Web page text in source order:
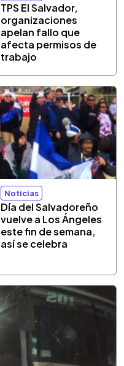
TPS El Salvador,
organizaciones
apelan fallo que
afecta permisos de
trabajo
Noticias
Día del Salvadoreño
vuelve a Los Ángeles
este fin de semana,
así se celebra